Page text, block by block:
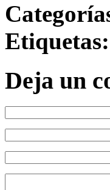
Etiquetas:
Deja un